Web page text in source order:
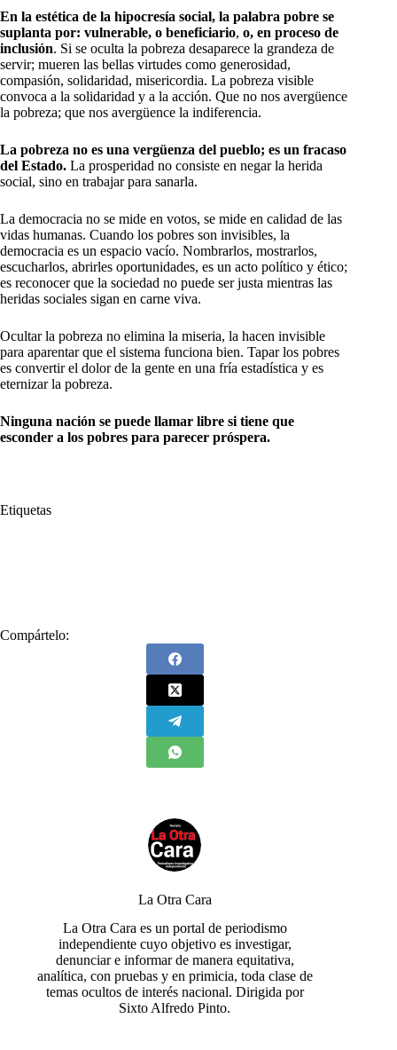
En la estética de la hipocresía social, la palabra pobre se
suplanta por: vulnerable, o beneficiario, o, en proceso de
inclusión. Si se oculta la pobreza desaparece la grandeza de
servir; mueren las bellas virtudes como generosidad,
compasión, solidaridad, misericordia. La pobreza visible
convoca a la solidaridad y a la acción. Que no nos avergüence
la pobreza; que nos avergüence la indiferencia.
La pobreza no es una vergüenza del pueblo; es un fracaso
del Estado. La prosperidad no consiste en negar la herida
social, sino en trabajar para sanarla.
La democracia no se mide en votos, se mide en calidad de las
vidas humanas. Cuando los pobres son invisibles, la
democracia es un espacio vacío. Nombrarlos, mostrarlos,
escucharlos, abrirles oportunidades, es un acto político y ético;
es reconocer que la sociedad no puede ser justa mientras las
heridas sociales sigan en carne viva.
Ocultar la pobreza no elimina la miseria, la hacen invisible
para aparentar que el sistema funciona bien. Tapar los pobres
es convertir el dolor de la gente en una fría estadística y es
eternizar la pobreza.
Ninguna nación se puede llamar libre si tiene que
esconder a los pobres para parecer próspera.
Etiquetas
Compártelo:
La Otra Cara
La Otra Cara es un portal de periodismo
independiente cuyo objetivo es investigar,
denunciar e informar de manera equitativa,
analítica, con pruebas y en primicia, toda clase de
temas ocultos de interés nacional. Dirigida por
Sixto Alfredo Pinto.